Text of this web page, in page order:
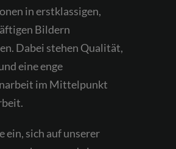
in erstklassigen,
Bildern
Dabei stehen Qualität,
eine enge
im Mittelpunkt
ein, sich auf unserer